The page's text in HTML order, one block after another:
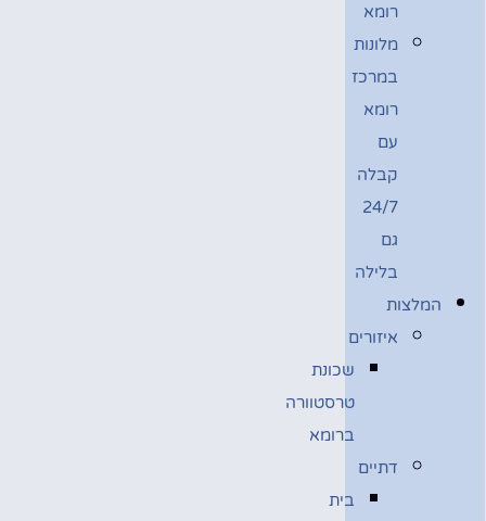
רומא
מלונות
במרכז
רומא
עם
קבלה
24/7
גם
בלילה
המלצות
איזורים
שכונת
טרסטוורה
ברומא
דתיים
בית